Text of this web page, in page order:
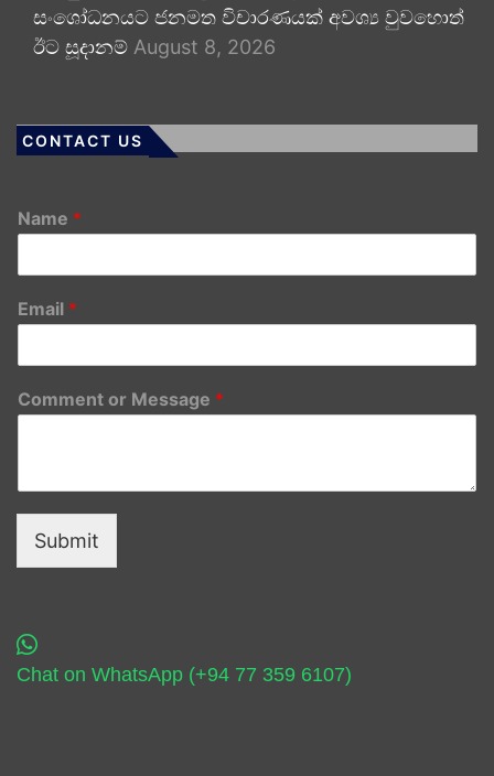
සංශෝධනයට ජනමත විචාරණයක් අවශ්‍ය වුවහොත්
ඊට සූදානම් August 8, 2026
CONTACT US
Name *
Email *
Comment or Message *
Submit
Chat on WhatsApp (+94 77 359 6107)